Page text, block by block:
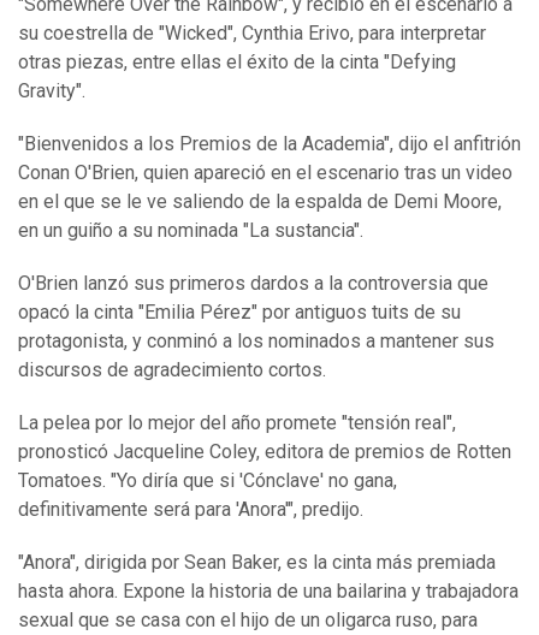
"Somewhere Over the Rainbow", y recibió en el escenario a
su coestrella de "Wicked", Cynthia Erivo, para interpretar
otras piezas, entre ellas el éxito de la cinta "Defying
Gravity".
"Bienvenidos a los Premios de la Academia", dijo el anfitrión
Conan O'Brien, quien apareció en el escenario tras un video
en el que se le ve saliendo de la espalda de Demi Moore,
en un guiño a su nominada "La sustancia".
O'Brien lanzó sus primeros dardos a la controversia que
opacó la cinta "Emilia Pérez" por antiguos tuits de su
protagonista, y conminó a los nominados a mantener sus
discursos de agradecimiento cortos.
La pelea por lo mejor del año promete "tensión real",
pronosticó Jacqueline Coley, editora de premios de Rotten
Tomatoes. "Yo diría que si 'Cónclave' no gana,
definitivamente será para 'Anora'", predijo.
"Anora", dirigida por Sean Baker, es la cinta más premiada
hasta ahora. Expone la historia de una bailarina y trabajadora
sexual que se casa con el hijo de un oligarca ruso, para